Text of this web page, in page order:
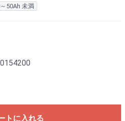
50Ah 未満
トに入れる